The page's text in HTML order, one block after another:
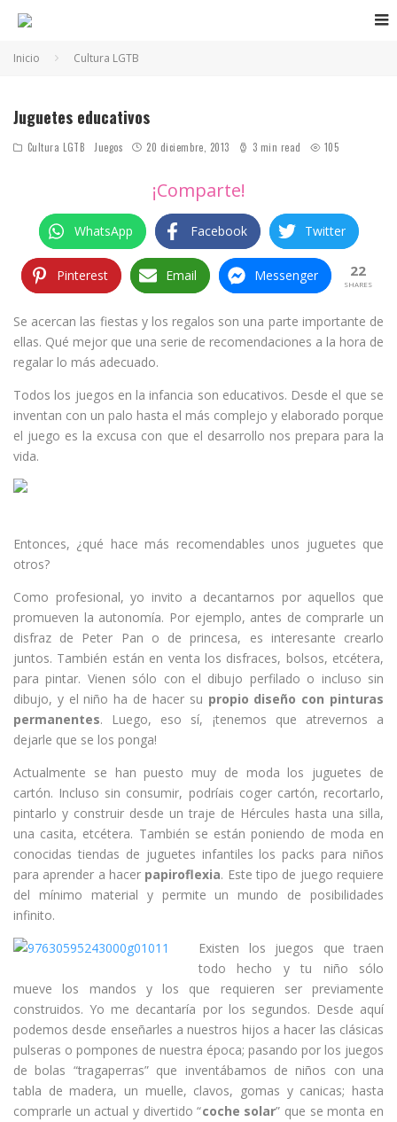
Inicio Cultura LGTB
Juguetes educativos
Cultura LGTB Juegos 20 diciembre, 2013 3 min read 105
¡Comparte!
WhatsApp Facebook Twitter
Pinterest Email Messenger 22
SHARES
Se acercan las fiestas y los regalos son una parte importante de
ellas. Qué mejor que una serie de recomendaciones a la hora de
regalar lo más adecuado.
Todos los juegos en la infancia son educativos. Desde el que se
inventan con un palo hasta el más complejo y elaborado porque
el juego es la excusa con que el desarrollo nos prepara para la
vida.
Entonces, ¿qué hace más recomendables unos juguetes que
otros?
Como profesional, yo invito a decantarnos por aquellos que
promueven la autonomía. Por ejemplo, antes de comprarle un
disfraz de Peter Pan o de princesa, es interesante crearlo
juntos. También están en venta los disfraces, bolsos, etcétera,
para pintar. Vienen sólo con el dibujo perfilado o incluso sin
dibujo, y el niño ha de hacer su propio diseño con pinturas
permanentes. Luego, eso sí, ¡tenemos que atrevernos a
dejarle que se los ponga!
Actualmente se han puesto muy de moda los juguetes de
cartón. Incluso sin consumir, podríais coger cartón, recortarlo,
pintarlo y construir desde un traje de Hércules hasta una silla,
una casita, etcétera. También se están poniendo de moda en
conocidas tiendas de juguetes infantiles los packs para niños
para aprender a hacer papiroflexia. Este tipo de juego requiere
del mínimo material y permite un mundo de posibilidades
infinito.
Existen los juegos que traen
todo hecho y tu niño sólo
mueve los mandos y los que requieren ser previamente
construidos. Yo me decantaría por los segundos. Desde aquí
podemos desde enseñarles a nuestros hijos a hacer las clásicas
pulseras o pompones de nuestra época; pasando por los juegos
de bolas “tragaperras” que inventábamos de niños con una
tabla de madera, un muelle, clavos, gomas y canicas; hasta
comprarle un actual y divertido “coche solar” que se monta en